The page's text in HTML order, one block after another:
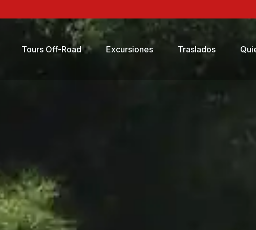
Tours Off-Road Excursiones Traslados